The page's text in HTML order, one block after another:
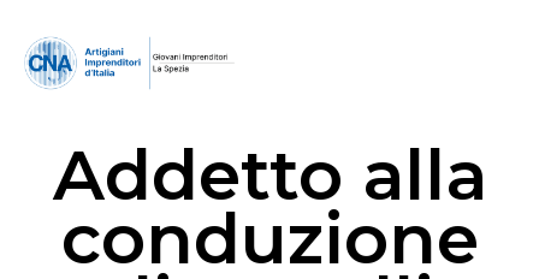
Addetto alla
conduzione